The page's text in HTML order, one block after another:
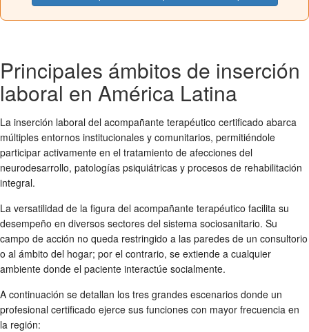
Principales ámbitos de inserción
laboral en América Latina
La inserción laboral del acompañante terapéutico certificado abarca
múltiples entornos institucionales y comunitarios, permitiéndole
participar activamente en el tratamiento de afecciones del
neurodesarrollo, patologías psiquiátricas y procesos de rehabilitación
integral.
La versatilidad de la figura del acompañante terapéutico facilita su
desempeño en diversos sectores del sistema sociosanitario. Su
campo de acción no queda restringido a las paredes de un consultorio
o al ámbito del hogar; por el contrario, se extiende a cualquier
ambiente donde el paciente interactúe socialmente.
A continuación se detallan los tres grandes escenarios donde un
profesional certificado ejerce sus funciones con mayor frecuencia en
la región: